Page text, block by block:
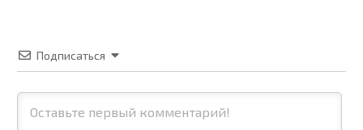
Подписаться